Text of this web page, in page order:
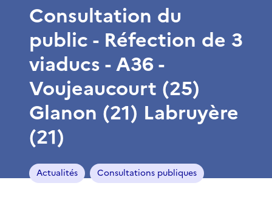
Consultation du
public - Réfection de 3
viaducs - A36 -
Voujeaucourt (25)
Glanon (21) Labruyère
(21)
Actualités Consultations publiques